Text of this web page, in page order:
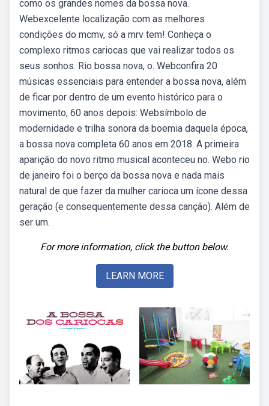
como os grandes nomes da bossa nova.
Webexcelente localização com as melhores
condições do mcmv, só a mrv tem! Conheça o
complexo ritmos cariocas que vai realizar todos os
seus sonhos. Rio bossa nova, o. Webconfira 20
músicas essenciais para entender a bossa nova, além
de ficar por dentro de um evento histórico para o
movimento, 60 anos depois: Websímbolo de
modernidade e trilha sonora da boemia daquela época,
a bossa nova completa 60 anos em 2018. A primeira
aparição do novo ritmo musical aconteceu no. Webo rio
de janeiro foi o berço da bossa nova e nada mais
natural de que fazer da mulher carioca um ícone dessa
geração (e consequentemente dessa canção). Além de
ser um.
For more information, click the button below.
LEARN MORE